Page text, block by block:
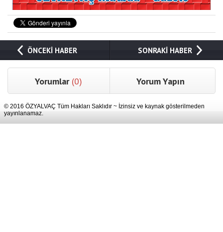
ÖNCEKİ HABER SONRAKİ HABER
Yorumlar (0) Yorum Yapın
© 2016 ÖZYALVAÇ Tüm Hakları Saklıdır ~ İzinsiz ve kaynak gösterilmeden
yayınlanamaz.